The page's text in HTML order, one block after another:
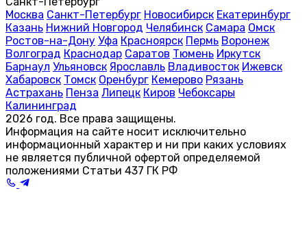
Москва Санкт-Петербург Новосибирск Екатеринбург
Казань Нижний Новгород Челябинск Самара Омск
Ростов-на-Дону Уфа Красноярск Пермь Воронеж
Волгоград Краснодар Саратов Тюмень Иркутск
Барнаул Ульяновск Ярославль Владивосток Ижевск
Хабаровск Томск Оренбург Кемерово Рязань
Астрахань Пенза Липецк Киров Чебоксары
Калининград
2026 год. Все права защищены.
Информация на сайте носит исключительно
информационный характер и ни при каких условиях
не является публичной офертой определяемой
положениями Статьи 437 ГК РФ